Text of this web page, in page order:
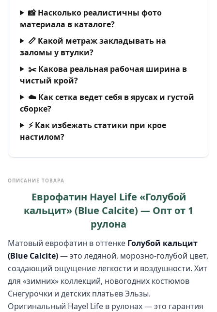
📸 Насколько реалистичны фото
материала в каталоге?
📏 Какой метраж закладывать на
заломы у втулки?
✂️ Какова реальная рабочая ширина в
чистый крой?
☁️ Как сетка ведет себя в ярусах и густой
сборке?
⚡ Как избежать статики при крое
настилом?
ОПИСАНИЕ ТОВАРА
Еврофатин Hayel Life «Голубой
кальцит» (Blue Calcite) — Опт от 1
рулона
Матовый еврофатин в оттенке Голубой кальцит
(Blue Calcite)— это ледяной, морозно-голубой цвет,
создающий ощущение легкости и воздушности. Хит
для «зимних» коллекций, новогодних костюмов
Снегурочки и детских платьев Эльзы.
Оригинальный Hayel Life в рулонах — это гарантия